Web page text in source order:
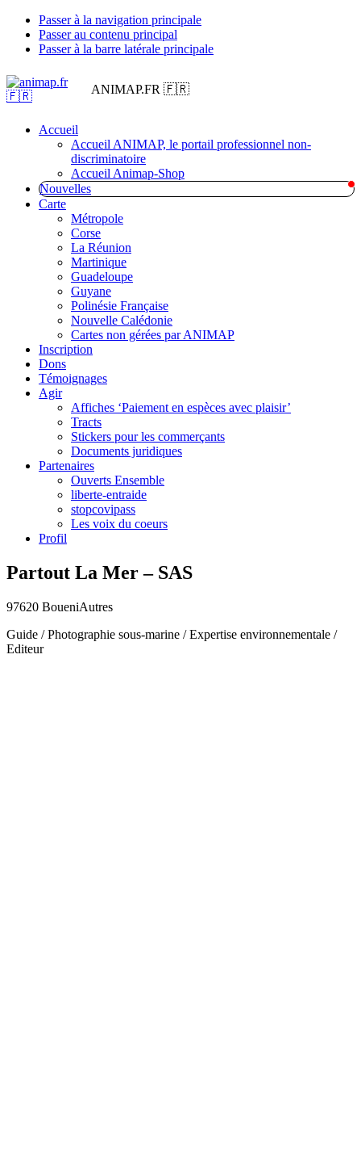
Passer à la navigation principale
Passer au contenu principal
Passer à la barre latérale principale
ANIMAP.FR 🇫🇷
Accueil
Accueil ANIMAP, le portail professionnel non-
discriminatoire
Accueil Animap-Shop
Nouvelles
Carte
Métropole
Corse
La Réunion
Martinique
Guadeloupe
Guyane
Polinésie Française
Nouvelle Calédonie
Cartes non gérées par ANIMAP
Inscription
Dons
Témoignages
Agir
Affiches ‘Paiement en espèces avec plaisir’
Tracts
Stickers pour les commerçants
Documents juridiques
Partenaires
Ouverts Ensemble
liberte-entraide
stopcovipass
Les voix du coeurs
Profil
Partout La Mer – SAS
97620 BoueniAutres
Guide / Photographie sous-marine / Expertise environnementale /
Editeur